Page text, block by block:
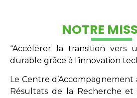
NOTRE
“Accélérer la transition vers
durable grâce à l’innovation
Le Centre d’Accompagnement
Résultats de la Recherche et